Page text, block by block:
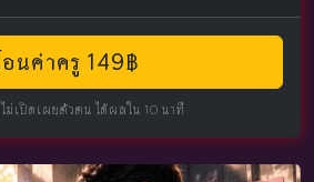
นค่าครู 149฿
เปิดเผยตัวตน ได้ผลใน 10 นาที